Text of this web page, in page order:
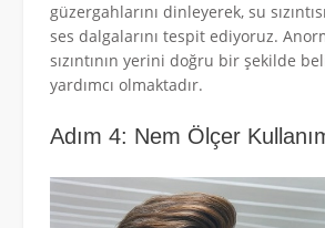
güzergahlarını dinleyerek, su
ses dalgalarını tespit ediyoruz.
sızıntının yerini doğru bir şekilde
yardımcı olmaktadır.
Adım 4: Nem Ölçer